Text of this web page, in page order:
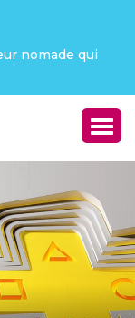
X : j’ai été